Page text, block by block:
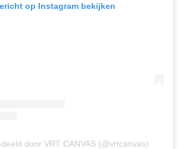
op Instagram bekijken
door VRT CANVAS (@vrtcanvas)